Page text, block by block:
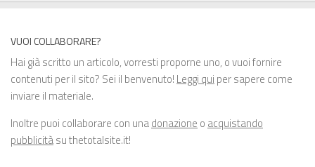
VUOI COLLABORARE?
Hai già scritto un articolo, vorresti proporne uno, o vuoi fornire
contenuti per il sito? Sei il benvenuto! Leggi qui per sapere come
inviare il materiale.
Inoltre puoi collaborare con unadonazione o acquistando
pubblicitàsu thetotalsite.it!